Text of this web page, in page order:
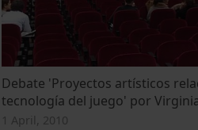
Debate 'Proyectos artísticos
tecnología del juego' por
1 April, 2010